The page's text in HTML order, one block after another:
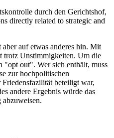
durch den Gerichtshof,
directly related to strategic and
auf etwas anderes hin. Mit
trotz Unstimmigkeiten. Um die
"opt out". Wer sich enthält, muss
zur hochpolitischen
beteiligt war,
andere Ergebnis würde das